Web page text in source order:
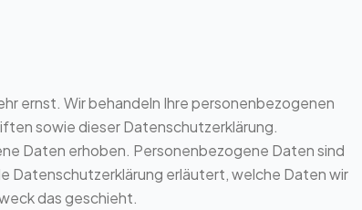
ernst. Wir behandeln Ihre personenbezogenen
sowie dieser Datenschutzerklärung.
Daten erhoben. Personenbezogene Daten sind
Datenschutzerklärung erläutert, welche Daten wir
das geschieht.